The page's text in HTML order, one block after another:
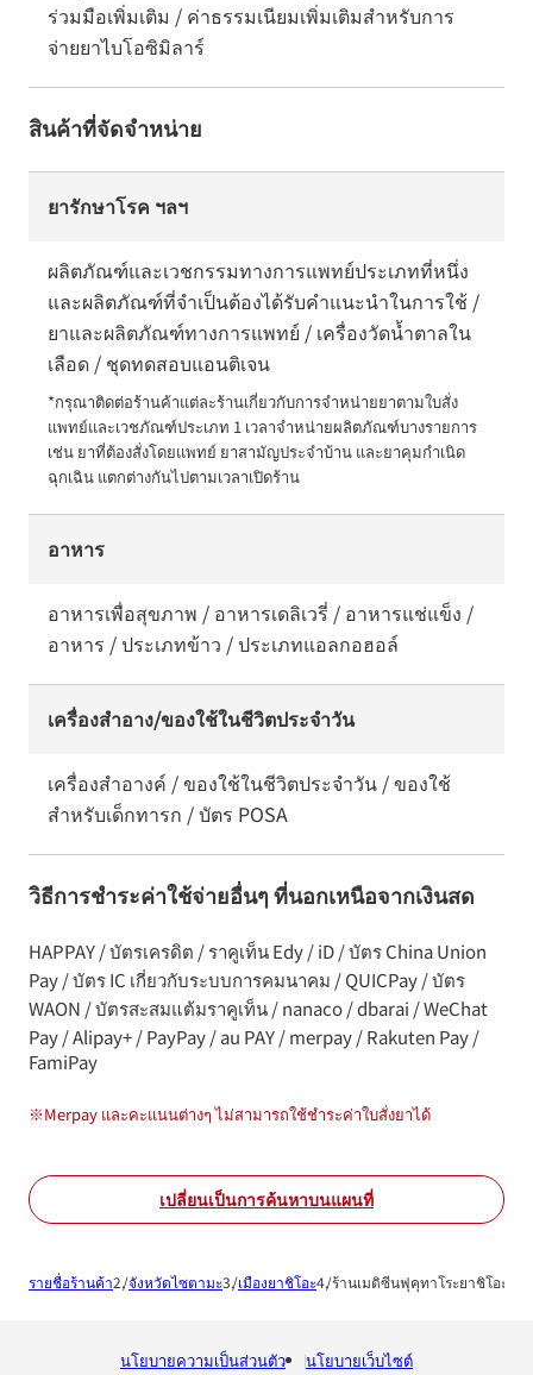
ร่วมมือเพิ่มเติม / ค่าธรรมเนียมเพิ่มเติมสำหรับการ
จ่ายยาไบโอซิมิลาร์
สินค้าที่จัดจำหน่าย
ยารักษาโรค ฯลฯ
ผลิตภัณฑ์และเวชกรรมทางการแพทย์ประเภทที่หนึ่ง
และผลิตภัณฑ์ที่จำเป็นต้องได้รับคำแนะนำในการใช้ /
ยาและผลิตภัณฑ์ทางการแพทย์ / เครื่องวัดน้ำตาลใน
เลือด / ชุดทดสอบแอนติเจน
*กรุณาติดต่อร้านค้าแต่ละร้านเกี่ยวกับการจำหน่ายยาตามใบสั่ง
แพทย์และเวชภัณฑ์ประเภท 1 เวลาจำหน่ายผลิตภัณฑ์บางรายการ
เช่น ยาที่ต้องสั่งโดยแพทย์ ยาสามัญประจำบ้าน และยาคุมกำเนิด
ฉุกเฉิน แตกต่างกันไปตามเวลาเปิดร้าน
อาหาร
อาหารเพื่อสุขภาพ / อาหารเดลิเวรี่ / อาหารแช่แข็ง /
อาหาร / ประเภทข้าว / ประเภทแอลกอฮอล์
เครื่องสำอาง/ของใช้ในชีวิตประจำวัน
เครื่องสำอางค์ / ของใช้ในชีวิตประจำวัน / ของใช้
สำหรับเด็กทารก / บัตร POSA
วิธีการชำระค่าใช้จ่ายอื่นๆ ที่นอกเหนือจากเงินสด
HAPPAY / บัตรเครดิต / ราคูเท็น Edy / iD / บัตร China Union
Pay / บัตร IC เกี่ยวกับระบบการคมนาคม / QUICPay / บัตร
WAON / บัตรสะสมแต้มราคูเท็น / nanaco / dbarai / WeChat
Pay / Alipay+ / PayPay / au PAY / merpay / Rakuten Pay /
FamiPay
※Merpay และคะแนนต่างๆ ไม่สามารถใช้ชำระค่าใบสั่งยาได้
เปลี่ยนเป็นการค้นหาบนแผนที่
รายชื่อร้านค้า จังหวัดไซตามะ เมืองยาชิโอะ ร้านเมดิซีนฟุคุทาโระยาชิโอะสเ
นโยบายความเป็นส่วนตัว นโยบายเว็บไซต์